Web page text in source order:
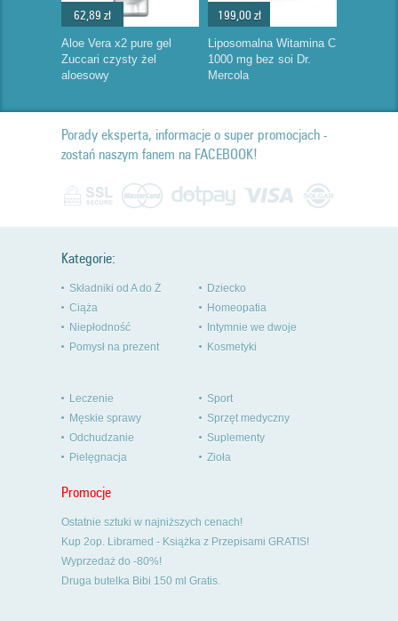
62,89 zł
Aloe Vera x2 pure gel
Zuccari czysty żel
aloesowy
199,00 zł
Liposomalna Witamina C
1000 mg bez soi Dr.
Mercola
Porady eksperta, informacje o super promocjach -
zostań naszym fanem na FACEBOOK!
Kategorie:
Składniki od A do Ż
Ciąża
Niepłodność
Pomysł na prezent
Dziecko
Homeopatia
Intymnie we dwoje
Kosmetyki
Leczenie
Męskie sprawy
Odchudzanie
Pielęgnacja
Sport
Sprzęt medyczny
Suplementy
Zioła
Promocje
Ostatnie sztuki w najniższych cenach!
Kup 2op. Libramed - Książka z Przepisami GRATIS!
Wyprzedaż do -80%!
Druga butelka Bibi 150 ml Gratis.